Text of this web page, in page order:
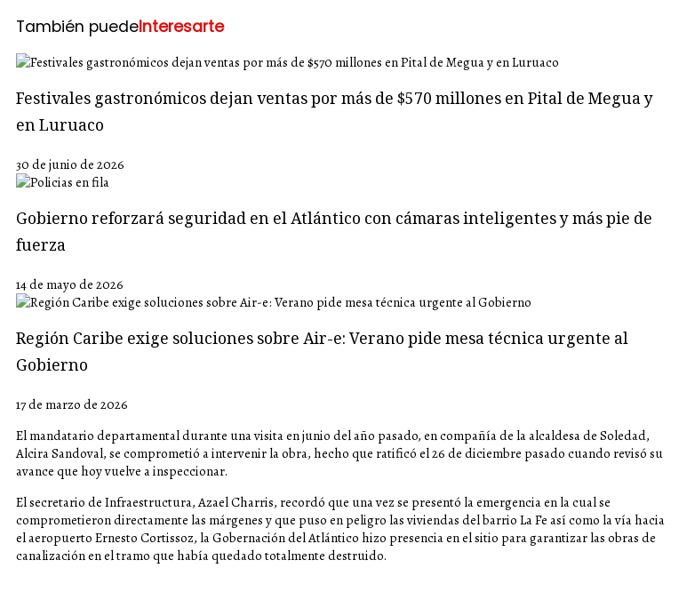
También puedeInteresarte
Festivales gastronómicos dejan ventas por más de $570 millones en Pital de Megua y
en Luruaco
30 de junio de 2026
Gobierno reforzará seguridad en el Atlántico con cámaras inteligentes y más pie de
fuerza
14 de mayo de 2026
Región Caribe exige soluciones sobre Air-e: Verano pide mesa técnica urgente al
Gobierno
17 de marzo de 2026
El mandatario departamental durante una visita en junio del año pasado, en compañía de la alcaldesa de Soledad,
Alcira Sandoval, se comprometió a intervenir la obra, hecho que ratificó el 26 de diciembre pasado cuando revisó su
avance que hoy vuelve a inspeccionar.
El secretario de Infraestructura, Azael Charris, recordó que una vez se presentó la emergencia en la cual se
comprometieron directamente las márgenes y que puso en peligro las viviendas del barrio La Fe así como la vía hacia
el aeropuerto Ernesto Cortissoz, la Gobernación del Atlántico hizo presencia en el sitio para garantizar las obras de
canalización en el tramo que había quedado totalmente destruido.